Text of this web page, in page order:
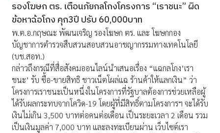
VIDEO
ร่วมด้วยช่วยกัน
รองโฆษก ตร. เตือนภัยกลโกงโครงการ “เราชนะ” ผิด
ข้อหาฉ้อโกง คุก3ปี ปรับ 60,000บาท
พ.ต.อ.กฤษณะ พัฒนเจริญ รองโฆษก ตร. และ โฆษกกอง
บัญชาการตำรวจสืบสวนสอบสวนอาชญากรรมทางเทคโนโลยี
(บช.สอท.)
กล่าวถึงกรณีที่สื่อสังคมออนไลน์นำเสนอเรื่อง “แฉกลโกง’เรา
ชนะ’ รับ ซื้อ-ขายสิทธิ ชาวเน็ตโผล่แฉ ร้านค้าให้แลกเงิน” ว่า
โครงการเราชนะเป็นหนึ่งในโครงการที่รัฐบาลต้องการช่วยเหลือผู้
ได้รับผลกระทบจากโควิด-19 โดยผู้ที่มีสิทธิ์ตามโครงการฯ จะได้รับ
เงินไม่เกิน 3,500 บาทต่อคนต่อเดือน เป็นระยะเวลา 2 เดือน รวม
เป็นเงินมูลค่า 7,000 บาท และลงทะเบียนผ่าน เว็บไซต์เรา